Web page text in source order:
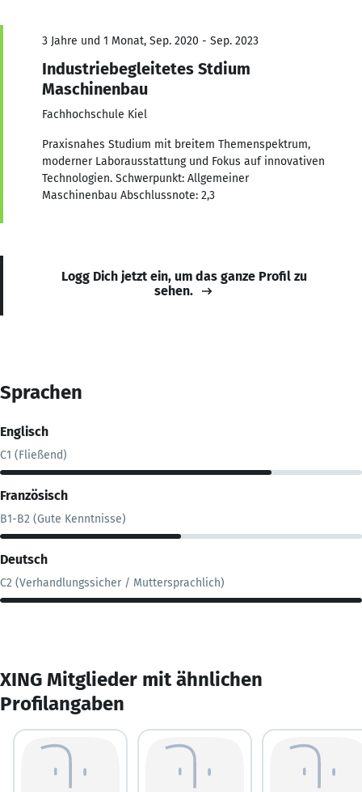
3 Jahre und 1 Monat, Sep. 2020 - Sep. 2023
Industriebegleitetes Stdium
Maschinenbau
Fachhochschule Kiel
Praxisnahes Studium mit breitem Themenspektrum,
moderner Laborausstattung und Fokus auf innovativen
Technologien. Schwerpunkt: Allgemeiner
Maschinenbau Abschlussnote: 2,3
Logg Dich jetzt ein, um das ganze Profil zu
sehen.
Sprachen
Englisch
C1 (Fließend)
Französisch
B1-B2 (Gute Kenntnisse)
Deutsch
C2 (Verhandlungssicher / Muttersprachlich)
XING Mitglieder mit ähnlichen
Profilangaben